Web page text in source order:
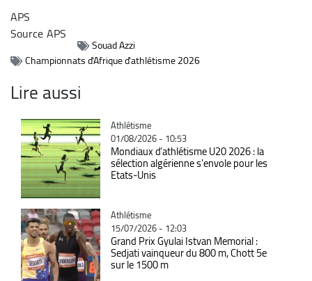
APS
SourceAPS
Souad Azzi
Championnats d'Afrique d'athlétisme 2026
Lire aussi
Catégorie
Athlétisme
01/08/2026 - 10:53
Mondiaux d’athlétisme U20 2026 : la
sélection algérienne s'envole pour les
Etats-Unis
Catégorie
Athlétisme
15/07/2026 - 12:03
Grand Prix Gyulai Istvan Memorial :
Sedjati vainqueur du 800 m, Chott 5e
sur le 1500 m